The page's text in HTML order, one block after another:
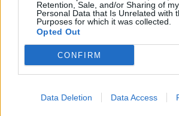
Retention, Sale, and/or Sharing of my
Personal Data that Is Unrelated with
Purposes for which it was collected.
Opted Out
CONFIRM
Data Deletion Data Access
Εγγραφή στο Newsletter